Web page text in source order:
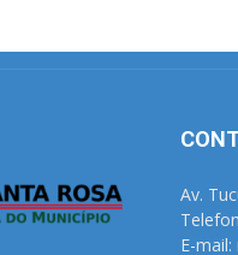
Av.
E-